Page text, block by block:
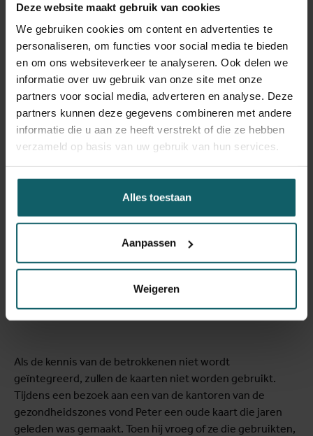
Deze website maakt gebruik van cookies
We gebruiken cookies om content en advertenties te
personaliseren, om functies voor social media te bieden
en om ons websiteverkeer te analyseren. Ook delen we
informatie over uw gebruik van onze site met onze
partners voor social media, adverteren en analyse. Deze
partners kunnen deze gegevens combineren met andere
informatie die u aan ze heeft verstrekt of die ze hebben
verzameld op basis van uw gebruik van hun services.
Alles toestaan
Aanpassen
Weigeren
Kampemba-gezondheidszone aan dr. Joseph Kabwima (links),
medisch verantwoordelijke van de zone.
Als de kennis van de betrokkenen niet wordt
geïntegreerd, zullen de kaarten niet worden gebruikt.
Tijdens een bezoek aan een van de kantoren van de
gezondheidszones vond Peter een oude kaart die jaren
geleden was gemaakt. Toen hij vroeg of ze die gebruikten,